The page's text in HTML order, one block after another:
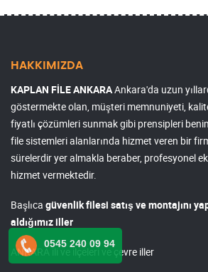
HAKKIMIZDA
KAPLAN FİLE ANKARAAnkara'da uzun
göstermekte olan, müşteri memnuniyeti,
fiyatlı çözümleri sunmak gibi prensipleri
file sistemleri alanlarında hizmet veren bir
sürelerdir yer almakla beraber, profesyonel
hizmet vermektedir.
Başlıca güvenlik filesi satış ve montajını
aldığımız iller
ANKARA ili ve ilçeleri ve çevre iller
0545 240 09 94